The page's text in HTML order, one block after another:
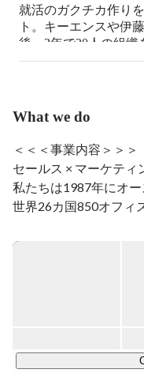
就活のガクチカ作り
ト。キーエンスや伊
後、3年で20人の組
現在は渋谷、船橋、
What we do
＜＜＜事業内容＞＞＞
セールス × マーケティ
私たちは1987年にオ
世界26カ国850オフィ
大手クライアントとパ
でいます。